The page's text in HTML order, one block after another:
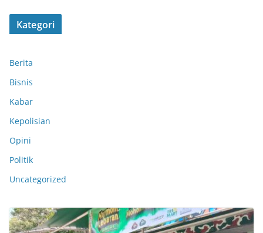
Kategori
Berita
Bisnis
Kabar
Kepolisian
Opini
Politik
Uncategorized